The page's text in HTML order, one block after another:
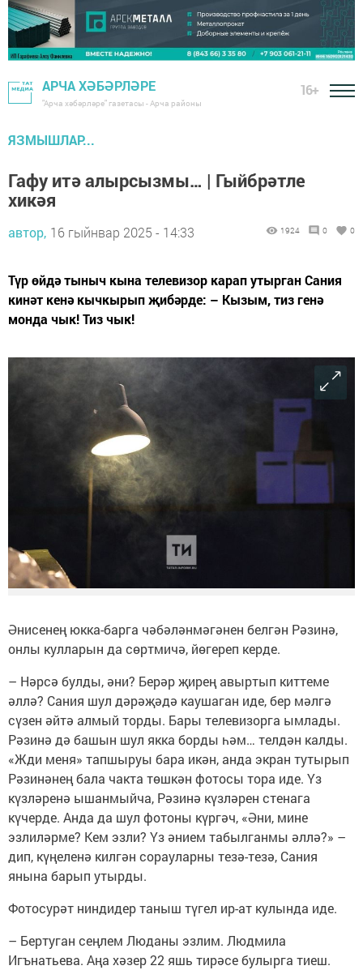
АРЧА ХӘБӘРЛӘРЕ
"Арча хәбәрләре" газетасы - Арча районы
16+
ЯЗМЫШЛАР...
Гафу итә алырсызмы… | Гыйбрәтле
хикәя
автор, 16 гыйнвар 2025 - 14:33 1924 0 0
Түр өйдә тыныч кына телевизор карап утырган Сания
кинәт кенә кычкырып җибәрде: – Кызым, тиз генә
монда чык! Тиз чык!
Әнисенең юкка-барга чәбәләнмәгәнен белгән Рәзинә,
онлы кулларын да сөртмичә, йөгереп керде.
– Нәрсә булды, әни? Берәр җирең авыртып киттеме
әллә? Сания шул дәрәҗәдә каушаган иде, бер мәлгә
сүзен әйтә алмый торды. Бары телевизорга ымлады.
Рәзинә дә башын шул якка борды һәм… телдән калды.
«Жди меня» тапшыруы бара икән, анда экран тутырып
Рәзинәнең бала чакта төшкән фотосы тора иде. Үз
күзләренә ышанмыйча, Рәзинә күзләрен стенага
күчерде. Анда да шул фотоны күргәч, «Әни, мине
эзлиләрме? Кем эзли? Үз әнием табылганмы әллә?» –
дип, күңеленә килгән сорауларны тезә-тезә, Сания
янына барып утырды.
Фотосурәт ниндидер таныш түгел ир-ат кулында иде.
– Бертуган сеңлем Люданы эзлим. Людмила
Игънатьева. Аңа хәзер 22 яшь тирәсе булырга тиеш.